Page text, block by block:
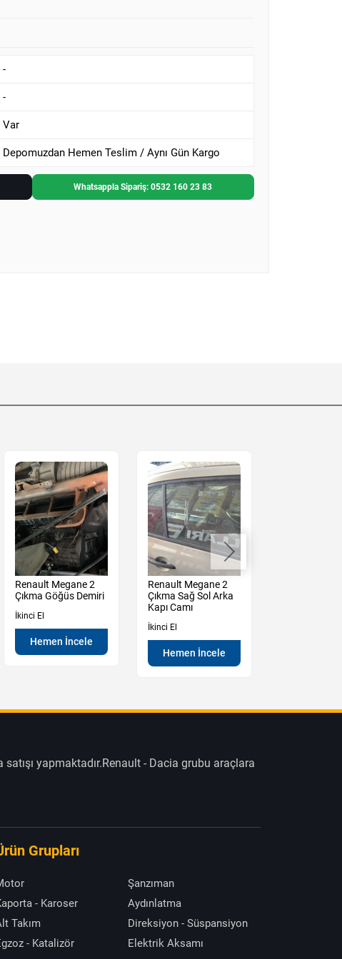
-
-
Var
Depomuzdan Hemen Teslim / Aynı Gün Kargo
Whatsappla Sipariş: 0532 160 23 83
Renault Megane 2
Çıkma Göğüs Demiri
İkinci El
Hemen İncele
Renault Megane 2
Çıkma Sağ Sol Arka
Kapı Camı
İkinci El
Hemen İncele
yapmaktadır.Renault - Dacia grubu araçlara
Grupları
Şanzıman
- Karoser
Aydınlatma
Takım
Direksiyon - Süspansiyon
- Katalizör
Elektrik Aksamı